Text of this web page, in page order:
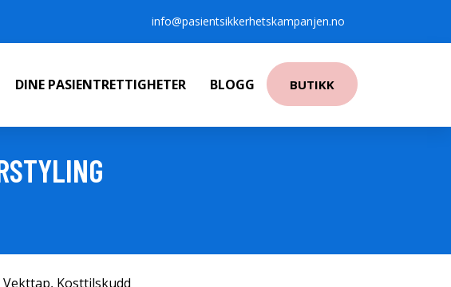
info@pasientsikkerhetskampanjen.no
DINE PASIENTRETTIGHETER BLOGG BUTIKK
Vekttap, Kosttilskudd